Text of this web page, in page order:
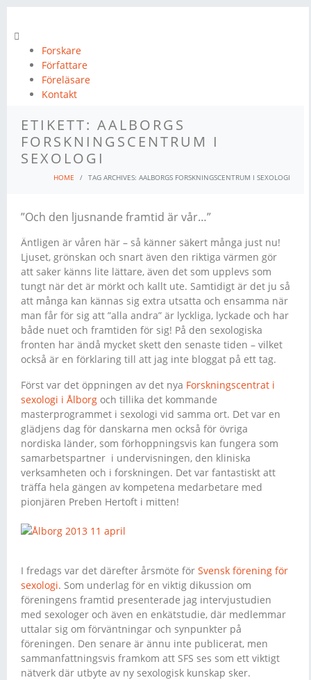
Forskare
Författare
Föreläsare
Kontakt
ETIKETT: AALBORGS
FORSKNINGSCENTRUM I
SEXOLOGI
HOME TAG ARCHIVES: AALBORGS FORSKNINGSCENTRUM I SEXOLOGI
”Och den ljusnande framtid är vår…”
Äntligen är våren här – så känner säkert många just nu!
Ljuset, grönskan och snart även den riktiga värmen gör
att saker känns lite lättare, även det som upplevs som
tungt när det är mörkt och kallt ute. Samtidigt är det ju så
att många kan kännas sig extra utsatta och ensamma när
man får för sig att ”alla andra” är lyckliga, lyckade och har
både nuet och framtiden för sig! På den sexologiska
fronten har ändå mycket skett den senaste tiden – vilket
också är en förklaring till att jag inte bloggat på ett tag.
Först var det öppningen av det nya Forskningscentrat i
sexologi i Ålborg och tillika det kommande
masterprogrammet i sexologi vid samma ort. Det var en
glädjens dag för danskarna men också för övriga
nordiska länder, som förhoppningsvis kan fungera som
samarbetspartner i undervisningen, den kliniska
verksamheten och i forskningen. Det var fantastiskt att
träffa hela gängen av kompetena medarbetare med
pionjären Preben Hertoft i mitten!
I fredags var det därefter årsmöte för Svensk förening för
sexologi. Som underlag för en viktig dikussion om
föreningens framtid presenterade jag intervjustudien
med sexologer och även en enkätstudie, där medlemmar
uttalar sig om förväntningar och synpunkter på
föreningen. Den senare är ännu inte publicerat, men
sammanfattningsvis framkom att SFS ses som ett viktigt
nätverk där utbyte av ny sexologisk kunskap sker.